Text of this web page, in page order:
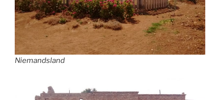
Niemandsland